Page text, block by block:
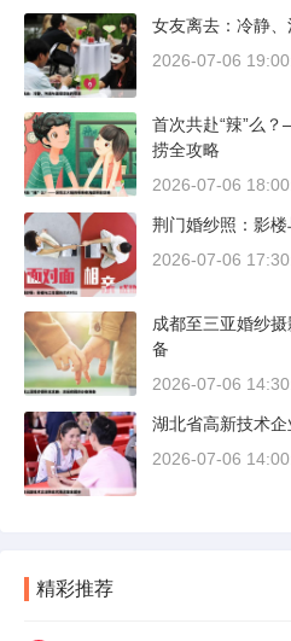
女友离去：冷静
2026-07-06
首次共赴“辣”么
捞全攻略
2026-07-06
荆门婚纱照：影
2026-07-06
成都至三亚婚纱
备
2026-07-06
湖北省高新技术
2026-07-06
精彩推荐